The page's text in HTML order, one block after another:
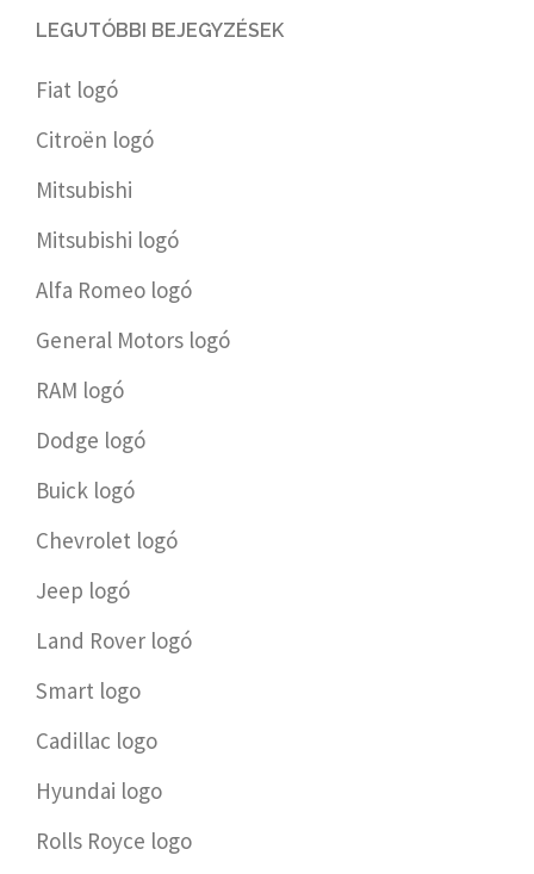
LEGUTÓBBI BEJEGYZÉSEK
Fiat logó
Citroën logó
Mitsubishi
Mitsubishi logó
Alfa Romeo logó
General Motors logó
RAM logó
Dodge logó
Buick logó
Chevrolet logó
Jeep logó
Land Rover logó
Smart logo
Cadillac logo
Hyundai logo
Rolls Royce logo